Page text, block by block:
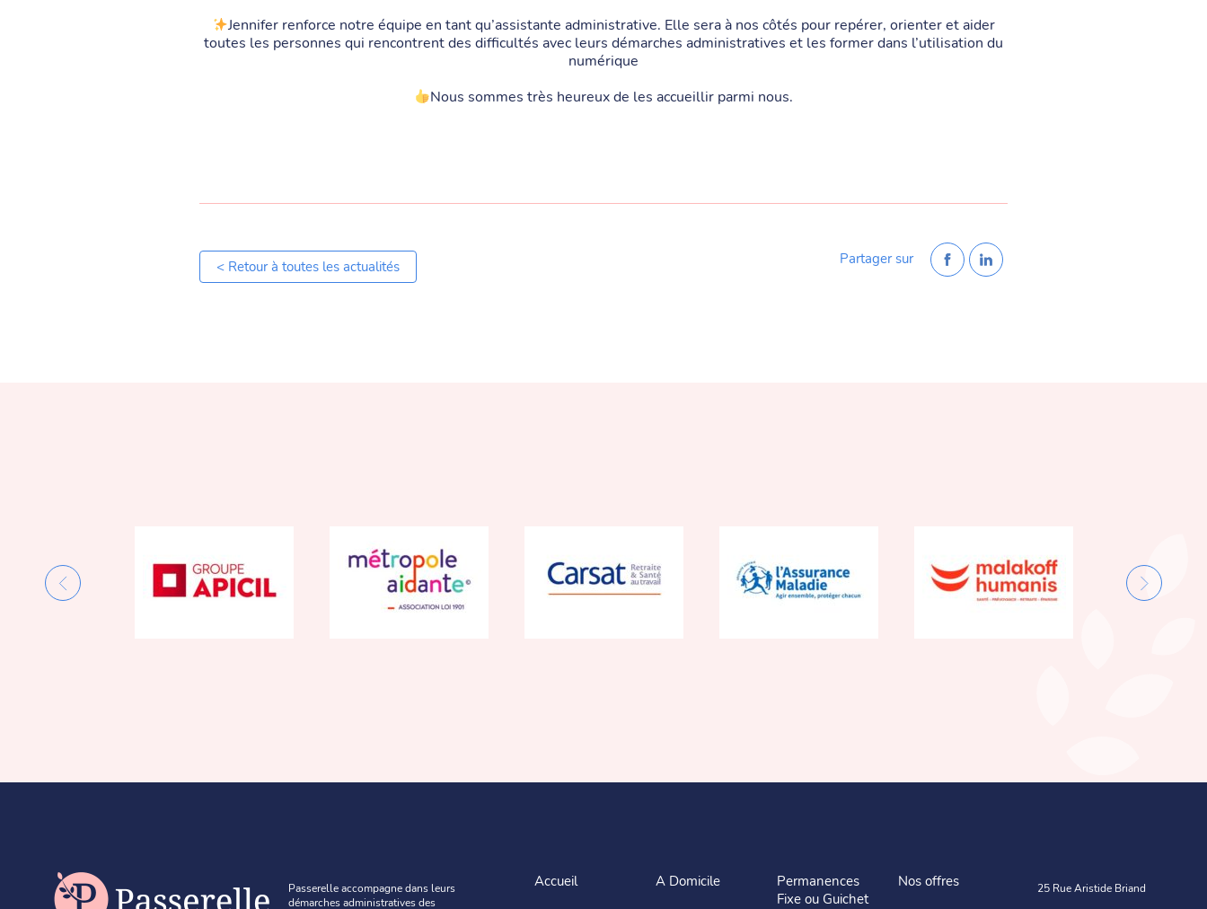
Jennifer renforce notre équipe en tant qu’assistante administrative. Elle sera à nos côtés pour repérer, orienter et aider
toutes les personnes qui rencontrent des difficultés avec leurs démarches administratives et les former dans l’utilisation du
numérique
Nous sommes très heureux de les accueillir parmi nous.
< Retour à toutes les actualités Partager sur
Passerelle accompagne dans leurs
démarches administratives des
Accueil A Domicile
Permanences
Fixe ou Guichet
Nos offres 25 Rue Aristide Briand